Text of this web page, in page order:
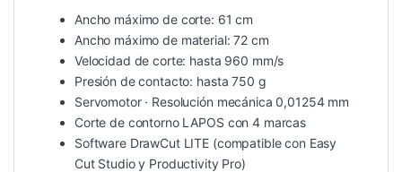
Ancho máximo de corte: 61 cm
Ancho máximo de material: 72 cm
Velocidad de corte: hasta 960 mm/s
Presión de contacto: hasta 750 g
Servomotor · Resolución mecánica 0,01254 mm
Corte de contorno LAPOS con 4 marcas
Software DrawCut LITE (compatible con Easy
Cut Studio y Productivity Pro)